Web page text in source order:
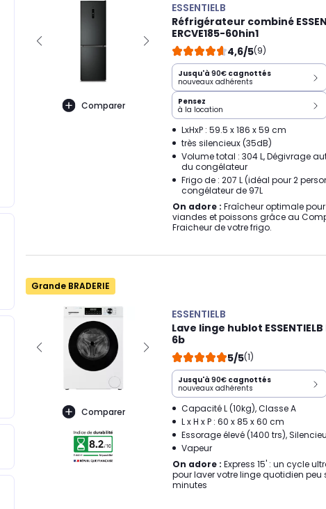
Comparer
ESSENTIELB
Réfrigérateur combiné
ERCVE185-60hin1
4,6/5(9)
Jusqu'à 90€ cagnottés
nouveaux adhérents
Pensez
à la location
LxHxP : 59.5 x 186 x 59 cm
très silencieux (35dB)
Volume total : 304 L, Dégivrage
du congélateur
Frigo de : 207 L (idéal pour 2
congélateur de 97L
On adore : Fraîcheur optimale
viandes et poissons grâce au
Fraicheur de votre frigo.
Grande BRADERIE
Comparer
ESSENTIELB
Lave linge hublot ESSENTIELB
6b
5/5(1)
Jusqu'à 90€ cagnottés
nouveaux adhérents
Capacité L (10kg), Classe A
L x H x P : 60 x 85 x 60 cm
Essorage élevé (1400 trs),
Vapeur
On adore : Express 15' : un cycle
pour laver votre linge quotidien peu
minutes